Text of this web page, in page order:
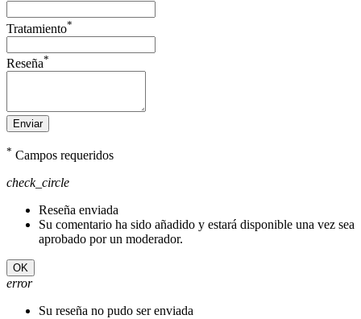
Tratamiento*
Reseña*
Enviar
* Campos requeridos
check_circle
Reseña enviada
Su comentario ha sido añadido y estará disponible una vez sea
aprobado por un moderador.
OK
error
Su reseña no pudo ser enviada